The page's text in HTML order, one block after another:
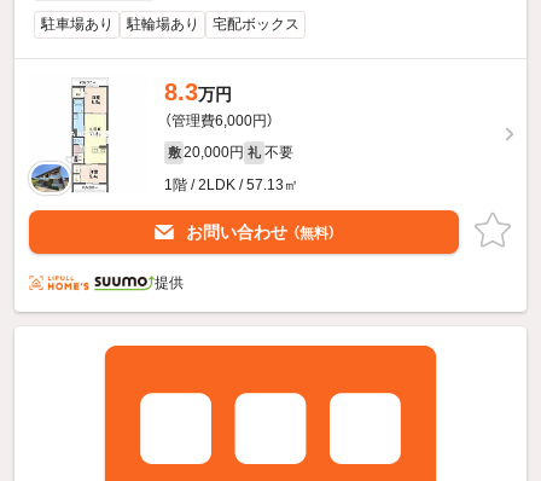
駐車場あり 駐輪場あり 宅配ボックス
8.3万円
（管理費6,000円）
敷 20,000円 礼 不要
1階 / 2LDK / 57.13㎡
お問い合わせ （無料）
提供